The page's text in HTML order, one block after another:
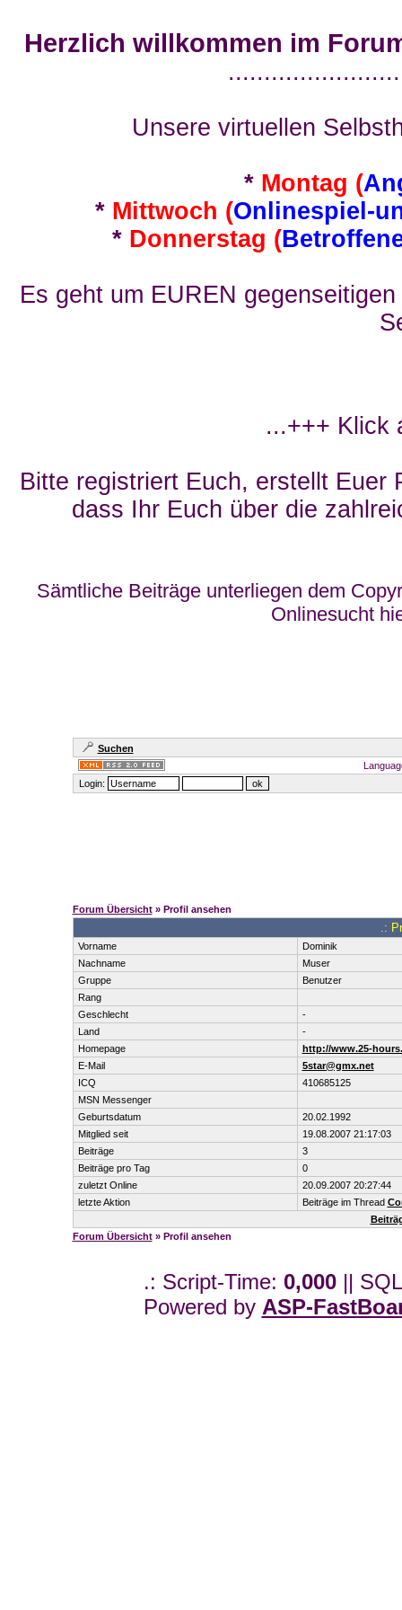
Herzlich willkommen im
Unsere virtuellen
* Montag (
* Mittwoch (Onlinespiel-
* Donnerstag (
Es geht um EUREN
...+++ Klick
Bitte registriert Euch, erstellt Euer
dass Ihr Euch über die
Sämtliche Beiträge unterliegen dem
Onlinesucht
Suchen
Login:
Forum Übersicht» Profil ansehen
.:
Vorname
Dominik
Nachname
Muser
Gruppe
Benutzer
Rang
Geschlecht
-
Land
-
Homepage
http://www.25-
E-Mail
5star@gmx.net
ICQ
410685125
MSN Messenger
Geburtsdatum
20.02.1992
Mitglied seit
19.08.2007 21:17:03
Beiträge
3
Beiträge pro Tag
0
zuletzt Online
20.09.2007 20:27:44
letzte Aktion
Beiträge im Thread
Forum Übersicht» Profil ansehen
.: Script-Time: 0,000||
Powered by ASP-